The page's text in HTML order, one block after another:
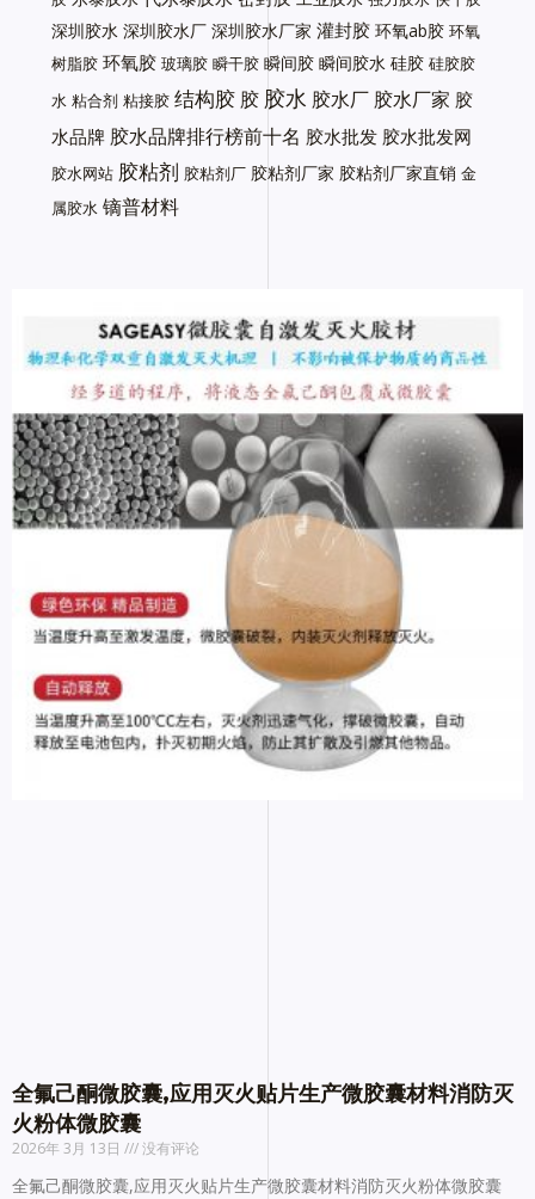
深圳胶水 深圳胶水厂 深圳胶水厂家 灌封胶 环氧ab胶 环氧
树脂胶 环氧胶 玻璃胶 瞬干胶 瞬间胶 瞬间胶水 硅胶 硅胶胶
水 粘合剂 粘接胶 结构胶胶 胶水 胶水厂胶水厂家 胶
水品牌 胶水品牌排行榜前十名 胶水批发 胶水批发网
胶水网站 胶粘剂 胶粘剂厂 胶粘剂厂家 胶粘剂厂家直销 金
属胶水 镝普材料
全氟己酮微胶囊,应用灭火贴片生产微胶囊材料消防灭
火粉体微胶囊
2026年 3月 13日 没有评论
全氟己酮微胶囊,应用灭火贴片生产微胶囊材料消防灭火粉体微胶囊